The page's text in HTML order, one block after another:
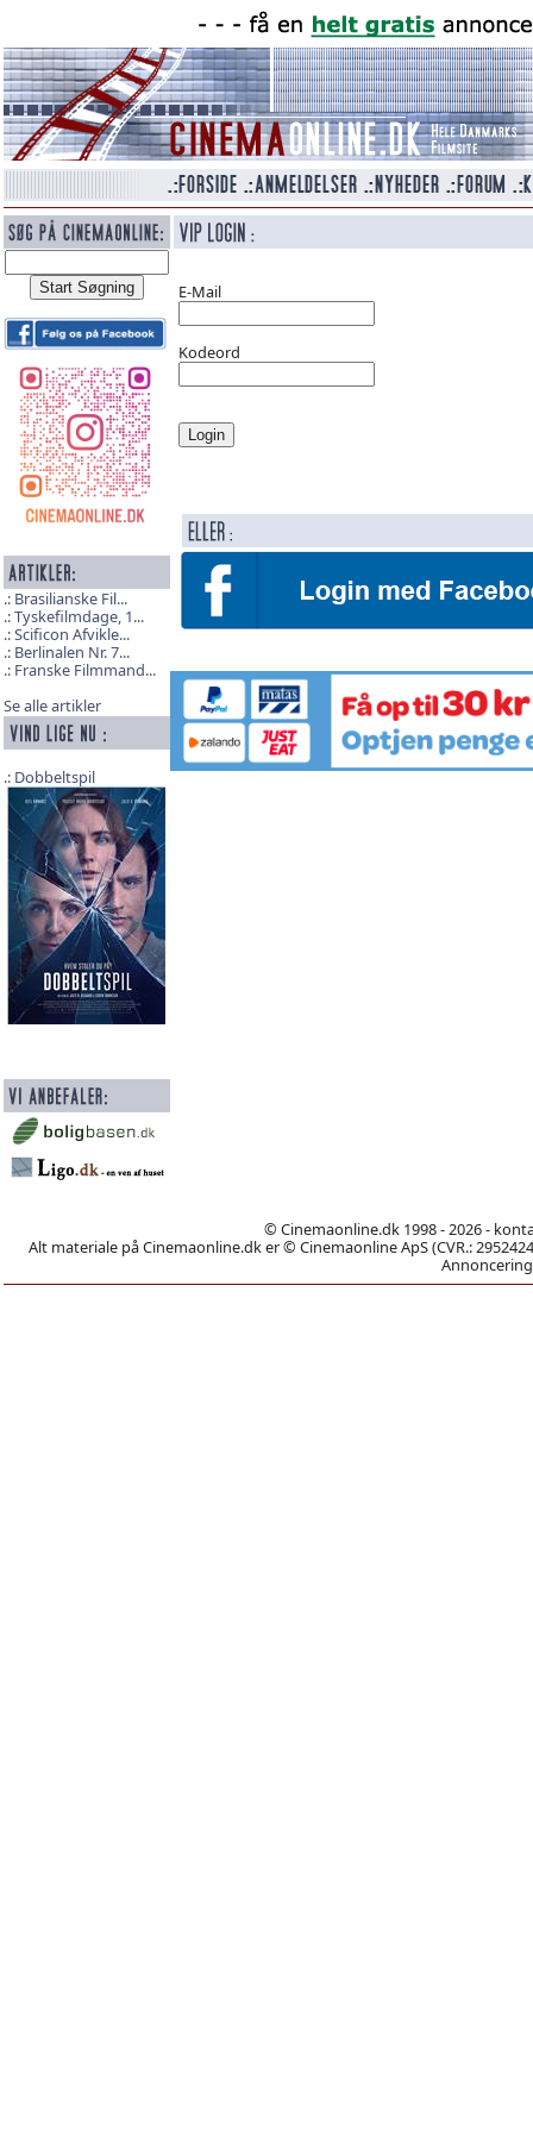
Brasilianske Fil...
Tyskefilmdage, 1...
Scificon Afvikle...
Berlinalen Nr. 7...
Franske Filmmand...
Se alle artikler
Dobbeltspil
E-Mail
Kodeord
© Cinemaonline.dk 1998 - 2026 -
Alt materiale på Cinemaonline.dk er © Cinemaonline ApS (CVR.: